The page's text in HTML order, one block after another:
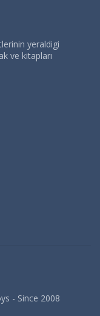
yeraldigi
ve kitapları
- Since 2008